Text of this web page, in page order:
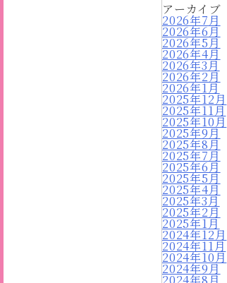
アーカイブ
2026年7月
2026年6月
2026年5月
2026年4月
2026年3月
2026年2月
2026年1月
2025年12月
2025年11月
2025年10月
2025年9月
2025年8月
2025年7月
2025年6月
2025年5月
2025年4月
2025年3月
2025年2月
2025年1月
2024年12月
2024年11月
2024年10月
2024年9月